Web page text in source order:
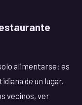
alimentarse: es
de un lugar.
vecinos, ver